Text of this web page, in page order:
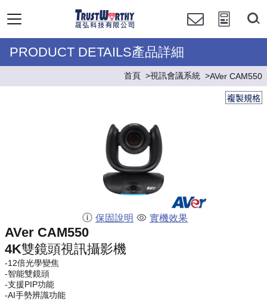
PRODUCT DETAILS產品詳細
首頁 視訊會議系統 AVer CAM550
複製規格
保固說明 實機效果
AVer CAM550
4K雙鏡頭視訊攝影機
-12倍光學變焦
-智能雙鏡頭
-支援PIP功能
-AI手勢辨識功能